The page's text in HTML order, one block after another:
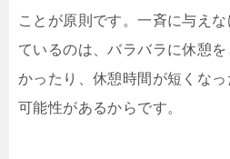
ことが原則です。⼀⻫に与え
ているのは、バラバラに休憩
かったり、休憩時間が短くな
可能性があるからです。